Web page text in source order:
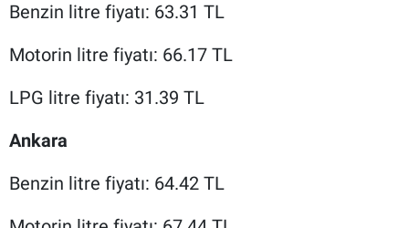
Benzin litre fiyatı: 63.31 TL
Motorin litre fiyatı: 66.17 TL
LPG litre fiyatı: 31.39 TL
Ankara
Benzin litre fiyatı: 64.42 TL